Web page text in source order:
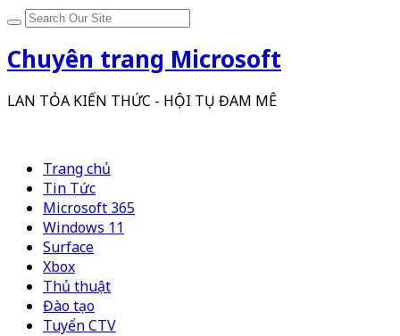
Chuyên trang Microsoft
LAN TỎA KIẾN THỨC - HỘI TỤ ĐAM MÊ
Trang chủ
Tin Tức
Microsoft 365
Windows 11
Surface
Xbox
Thủ thuật
Đào tạo
Tuyển CTV